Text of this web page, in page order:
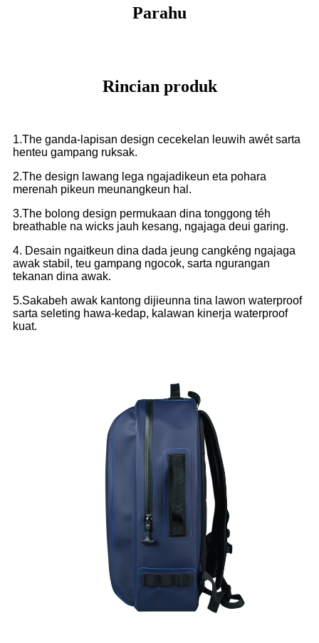
Parahu
Rincian produk
1.The ganda-lapisan design cecekelan leuwih awét sarta
henteu gampang ruksak.
2.The design lawang lega ngajadikeun eta pohara
merenah pikeun meunangkeun hal.
3.The bolong design permukaan dina tonggong téh
breathable na wicks jauh kesang, ngajaga deui garing.
4. Desain ngaitkeun dina dada jeung cangkéng ngajaga
awak stabil, teu gampang ngocok, sarta ngurangan
tekanan dina awak.
5.Sakabeh awak kantong dijieunna tina lawon waterproof
sarta seleting hawa-kedap, kalawan kinerja waterproof
kuat.